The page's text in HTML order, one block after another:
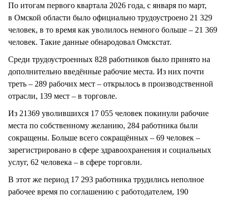
По итогам первого квартала 2026 года, с января по март,
в Омской области было официально трудоустроено 21 329
человек, в то время как уволилось немного больше – 21 369
человек. Такие данные обнародовал Омскстат.
Среди трудоустроенных 828 работников было принято на
дополнительно введённые рабочие места. Из них почти
треть – 289 рабочих мест – открылось в производственной
отрасли, 139 мест – в торговле.
Из 21369 уволившихся 17 055 человек покинули рабочие
места по собственному желанию, 284 работника были
сокращены. Больше всего сокращённых – 69 человек –
зарегистрировано в сфере здравоохранения и социальных
услуг, 62 человека – в сфере торговли.
В этот же период 17 293 работника трудились неполное
рабочее время по соглашению с работодателем, 190